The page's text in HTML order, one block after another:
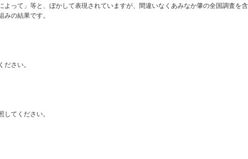
よって」等と、ぼかして表現されていますが、間違いなくあみなか肇の全国調査を含
みの結果です。
ださい。
してください。